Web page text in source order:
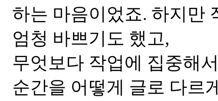
하는 마음이었죠. 하지만
엄청 바쁘기도 했고,
무엇보다 작업에 집중해
순간을 어떻게 글로 다르